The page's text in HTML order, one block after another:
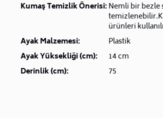
Kumaş Temizlik Önerisi:Nemli bir bezle
ürünleri
Ayak Malzemesi:
Plastik
Ayak Yüksekliği (cm):
14 cm
Derinlik (cm):
75